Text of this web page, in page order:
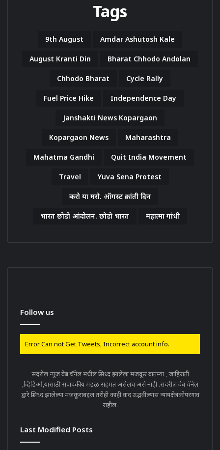
Tags
9th August Amdar Ashutosh Kale
August Kranti Din Bharat Chhodo Andolan
Chhodo Bharat Cycle Rally
Fuel Price Hike Independence Day
Janshakti News Kopargaon
Kopargaon News Maharashtra
Mahatma Gandhi Quit India Movement
Travel Yuva Sena Protest
करो या मरो. ऑगस्ट क्रांती दिन
भारत छोडो आंदोलन. छोडो भारत महात्मा गांधी
Follow us
Error Can not Get Tweets, Incorrect account info.
सदरील न्युज वेब चॅनेल मधील प्रसिध्द झालेला मजकूर बातम्या , जाहिराती
,व्हिडिओ,यांसाठी संपादकीय मंडळ सहमत असेलच असे नाही .सदरील वेब चॅनेल
द्वारे प्रसिध्द झालेल्या मजकूराबद्दल तरीही काही वाद उद्भवील्यास न्यायक्षेत्रकोपरगाव
राहील.
Last Modified Posts